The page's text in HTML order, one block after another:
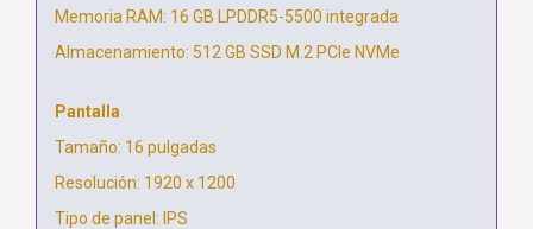
Memoria RAM: 16 GB LPDDR5-5500 integrada
Almacenamiento: 512 GB SSD M.2 PCIe NVMe
Pantalla
Tamaño: 16 pulgadas
Resolución: 1920 x 1200
Tipo de panel: IPS